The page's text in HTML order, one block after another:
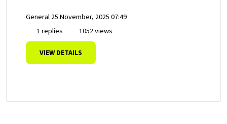
General 25 November, 2025 07:49
1 replies
1052 views
VIEW DETAILS